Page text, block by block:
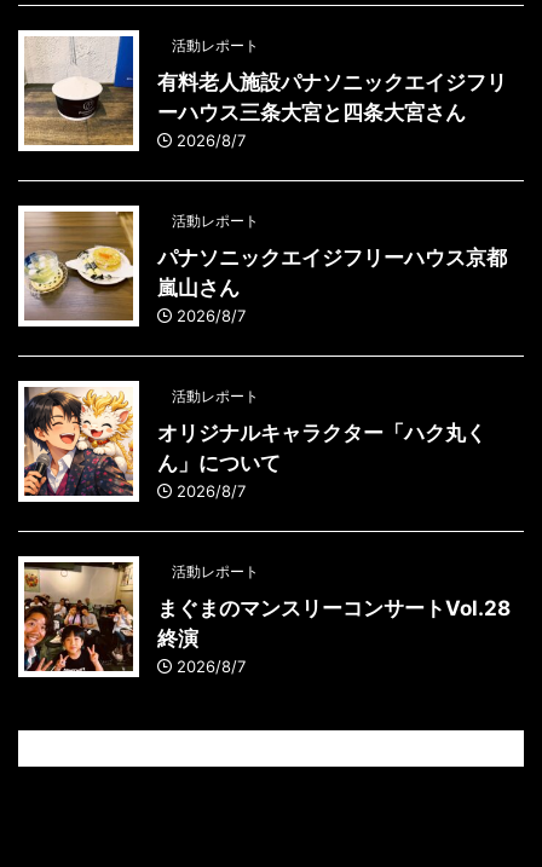
活動レポート
有料老人施設パナソニックエイジフリ
ーハウス三条大宮と四条大宮さん
2026/8/7
活動レポート
パナソニックエイジフリーハウス京都
嵐山さん
2026/8/7
活動レポート
オリジナルキャラクター「ハク丸く
ん」について
2026/8/7
活動レポート
まぐまのマンスリーコンサートVol.28
終演
2026/8/7